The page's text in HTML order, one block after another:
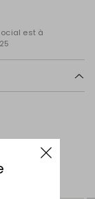
est à
au
66%
ou